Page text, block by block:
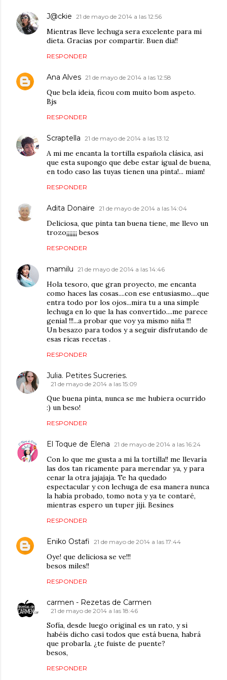
J@ckie 21 de mayo de 2014 a las 12:56
Mientras lleve lechuga sera excelente para mi
dieta. Gracias por compartir. Buen dia!!
RESPONDER
Ana Alves 21 de mayo de 2014 a las 12:58
Que bela ideia, ficou com muito bom aspeto.
Bjs
RESPONDER
Scraptella 21 de mayo de 2014 a las 13:12
A mi me encanta la tortilla española clásica, asi
que esta supongo que debe estar igual de buena,
en todo caso las tuyas tienen una pinta!... miam!
RESPONDER
Adita Donaire 21 de mayo de 2014 a las 14:04
Deliciosa, que pinta tan buena tiene, me llevo un
trozo¡¡¡¡¡¡¡ besos
RESPONDER
mamilu 21 de mayo de 2014 a las 14:46
Hola tesoro, que gran proyecto, me encanta
como haces las cosas....con ese entusiasmo....que
entra todo por los ojos...mira tu a una simple
lechuga en lo que la has convertido....me parece
genial !!!...a probar que voy ya mismo niña !!!
Un besazo para todos y a seguir disfrutando de
esas ricas recetas .
RESPONDER
Julia. Petites Sucreries.
21 de mayo de 2014 a las 15:09
Que buena pinta, nunca se me hubiera ocurrido
:) un beso!
RESPONDER
El Toque de Elena 21 de mayo de 2014 a las 16:24
Con lo que me gusta a mi la tortilla!! me llevaría
las dos tan ricamente para merendar ya, y para
cenar la otra jajajaja. Te ha quedado
espectacular y con lechuga de esa manera nunca
la había probado, tomo nota y ya te contaré,
mientras espero un tuper jiji. Besines
RESPONDER
Eniko Ostafi 21 de mayo de 2014 a las 17:44
Oye! que deliciosa se ve!!!
besos miles!!
RESPONDER
carmen - Rezetas de Carmen
21 de mayo de 2014 a las 18:46
Sofía, desde luego original es un rato, y si
habéis dicho casi todos que está buena, habrá
que probarla. ¿te fuiste de puente?
besos,
RESPONDER